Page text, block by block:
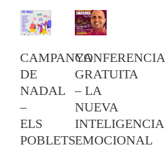
CAMPANYA
DE
NADAL
–
ELS
POBLETS
CONFERENCIA
GRATUITA
– LA
NUEVA
INTELIGENCIA
EMOCIONAL